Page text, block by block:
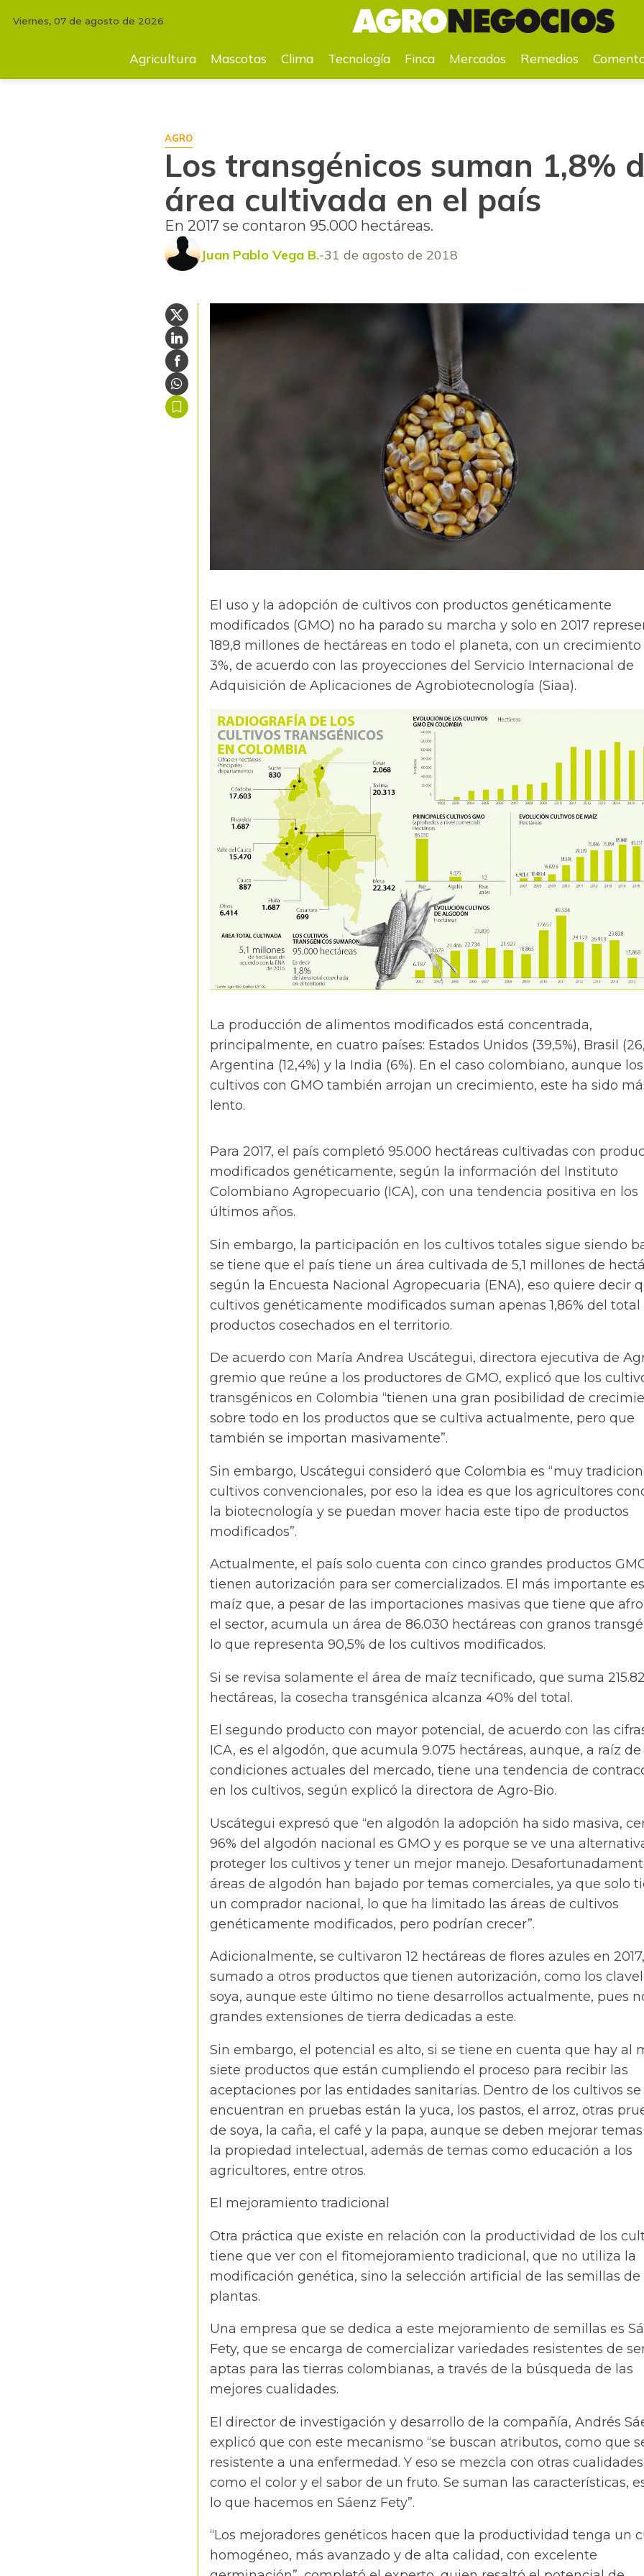
Los transgénicos suman 1,8% del total área cultivada en el país
Viernes, 07 de agosto de 2026
Agricultura Mascotas Clima Tecnología Finca Mercados Remedios
AGRO
Los transgénicos suman 1,8%
área cultivada en el país
En 2017 se contaron 95.000 hectáreas.
Juan Pablo Vega B. 31 de agosto de 2018
El uso y la adopción de cultivos con productos genéticamente
modificados (GMO) no ha parado su marcha y solo en 2017
189,8 millones de hectáreas en todo el planeta, con un
3%, de acuerdo con las proyecciones del Servicio Internacional de
Adquisición de Aplicaciones de Agrobiotecnología (Siaa).
La producción de alimentos modificados está concentrada,
principalmente, en cuatro países: Estados Unidos (39,5%), Brasil
Argentina (12,4%) y la India (6%). En el caso colombiano, aunque los
cultivos con GMO también arrojan un crecimiento, este ha sido
lento.
Para 2017, el país completó 95.000 hectáreas cultivadas con
modificados genéticamente, según la información del Instituto
Colombiano Agropecuario (ICA), con una tendencia positiva en los
últimos años.
Sin embargo, la participación en los cultivos totales sigue siendo
se tiene que el país tiene un área cultivada de 5,1 millones de
según la Encuesta Nacional Agropecuaria (ENA), eso quiere decir
cultivos genéticamente modificados suman apenas 1,86% del total
productos cosechados en el territorio.
De acuerdo con María Andrea Uscátegui, directora ejecutiva de
gremio que reúne a los productores de GMO, explicó que los
transgénicos en Colombia “tienen una gran posibilidad de
sobre todo en los productos que se cultiva actualmente, pero que
también se importan masivamente”.
Sin embargo, Uscátegui consideró que Colombia es “muy
cultivos convencionales, por eso la idea es que los agricultores
la biotecnología y se puedan mover hacia este tipo de productos
modificados”.
Actualmente, el país solo cuenta con cinco grandes productos
tienen autorización para ser comercializados. El más importante
maíz que, a pesar de las importaciones masivas que tiene que
el sector, acumula un área de 86.030 hectáreas con granos
lo que representa 90,5% de los cultivos modificados.
Si se revisa solamente el área de maíz tecnificado, que suma
hectáreas, la cosecha transgénica alcanza 40% del total.
El segundo producto con mayor potencial, de acuerdo con las
ICA, es el algodón, que acumula 9.075 hectáreas, aunque, a raíz de
condiciones actuales del mercado, tiene una tendencia de
en los cultivos, según explicó la directora de Agro-Bio.
Uscátegui expresó que “en algodón la adopción ha sido masiva,
96% del algodón nacional es GMO y es porque se ve una
proteger los cultivos y tener un mejor manejo.
áreas de algodón han bajado por temas comerciales, ya que solo
un comprador nacional, lo que ha limitado las áreas de cultivos
genéticamente modificados, pero podrían crecer”.
Adicionalmente, se cultivaron 12 hectáreas de flores azules en 2017,
sumado a otros productos que tienen autorización, como los
soya, aunque este último no tiene desarrollos actualmente, pues
grandes extensiones de tierra dedicadas a este.
Sin embargo, el potencial es alto, si se tiene en cuenta que hay al
siete productos que están cumpliendo el proceso para recibir las
aceptaciones por las entidades sanitarias. Dentro de los cultivos se
encuentran en pruebas están la yuca, los pastos, el arroz, otras
de soya, la caña, el café y la papa, aunque se deben mejorar
la propiedad intelectual, además de temas como educación a los
agricultores, entre otros.
El mejoramiento tradicional
Otra práctica que existe en relación con la productividad de los
tiene que ver con el fitomejoramiento tradicional, que no utiliza la
modificación genética, sino la selección artificial de las semillas de
plantas.
Una empresa que se dedica a este mejoramiento de semillas es
Fety, que se encarga de comercializar variedades resistentes de
aptas para las tierras colombianas, a través de la búsqueda de las
mejores cualidades.
El director de investigación y desarrollo de la compañía, Andrés
explicó que con este mecanismo “se buscan atributos, como que
resistente a una enfermedad. Y eso se mezcla con otras
como el color y el sabor de un fruto. Se suman las características,
lo que hacemos en Sáenz Fety”.
“Los mejoradores genéticos hacen que la productividad tenga un
homogéneo, más avanzado y de alta calidad, con excelente